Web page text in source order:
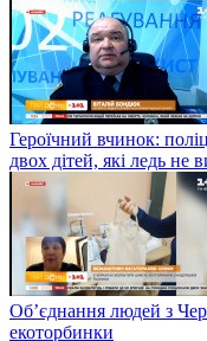
Героїчний вчинок:
двох дітей, які ледь не
Об’єднання людей з
екоторбинки